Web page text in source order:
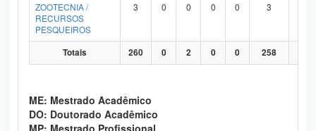
ZOOTECNIA /
RECURSOS
PESQUEIROS
3 0 0 0 0 3
Totais 260 0 2 0 0 258
ME: Mestrado Acadêmico
DO: Doutorado Acadêmico
MP: Mestrado Profissional